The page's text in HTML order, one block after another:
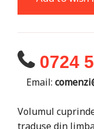
0724
Email:
Volumul
traduse din